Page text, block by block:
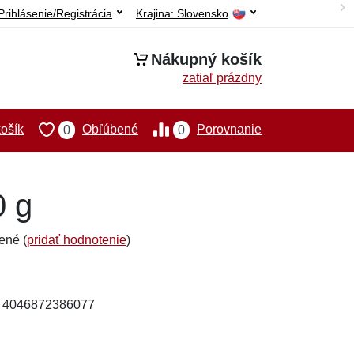
Krajina: Slovensko
Registrácia
Nákupný košík
zatiaľ prázdny
0 Porovnanie
0 Obľúbené
g
(pridať hodnotenie)